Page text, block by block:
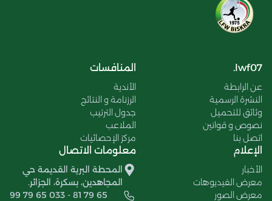
lwf07.
عن الرابطة
النشرة الرسمية
وثائق للتحميل
نصوص و قوانين
اتصل بنا
المنافسات
الأندية
الرزنامة و النتائج
جدول الترتيب
الملاعب
مركز الإحصائيات
الإعلام
الأخبار
معرض الفيديوهات
معرض الصور
معلومات الاتصال
المحطة البرية القديمة حي
المجاهدين، بسكرة، الجزائر.
99 79 65 033 - 81 79 65